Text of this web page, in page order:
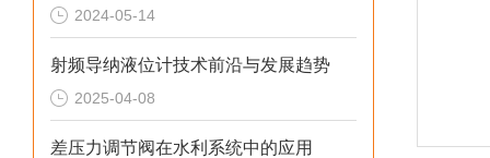
2024-05-14
射频导纳液位计技术前沿与发展趋势
2025-04-08
差压力调节阀在水利系统中的应用